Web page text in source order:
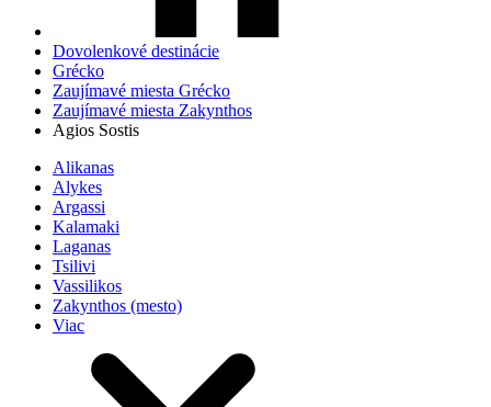
Dovolenkové destinácie
Grécko
Zaujímavé miesta Grécko
Zaujímavé miesta Zakynthos
Agios Sostis
Alikanas
Alykes
Argassi
Kalamaki
Laganas
Tsilivi
Vassilikos
Zakynthos (mesto)
Viac